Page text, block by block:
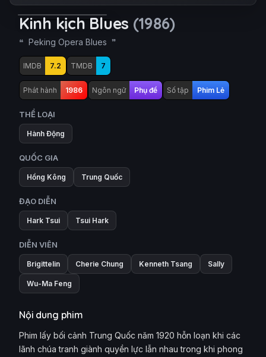
Kinh kịch Blues (1986)
Peking Opera Blues
IMDB 7.2 TMDB 7
Phát hành 1986 Ngôn ngữ Phụ đề Số tập Phim Lẻ
THỂ LOẠI
Hành Động
QUỐC GIA
Hồng Kông Trung Quốc
ĐẠO DIỄN
Hark Tsui Tsui Hark
DIỄN VIÊN
Brigittelin Cherie Chung Kenneth Tsang Sally
Wu-Ma Feng
Nội dung phim
Phim lấy bối cảnh Trung Quốc năm 1920 hỗn loạn khi các
lãnh chúa tranh giành quyền lực lẫn nhau trong khi phong